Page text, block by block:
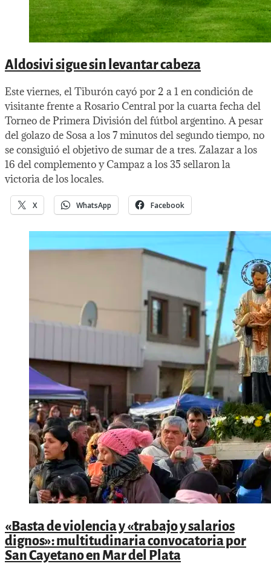
Aldosivi sigue sin levantar cabeza
Este viernes, el Tiburón cayó por 2 a 1 en condición de
visitante frente a Rosario Central por la cuarta fecha del
Torneo de Primera División del fútbol argentino. A pesar
del golazo de Sosa a los 7 minutos del segundo tiempo, no
se consiguió el objetivo de sumar de a tres. Zalazar a los
16 del complemento y Campaz a los 35 sellaron la
victoria de los locales.
X WhatsApp Facebook
«Basta de violencia y «trabajo y salarios
dignos»: multitudinaria convocatoria por
San Cayetano en Mar del Plata